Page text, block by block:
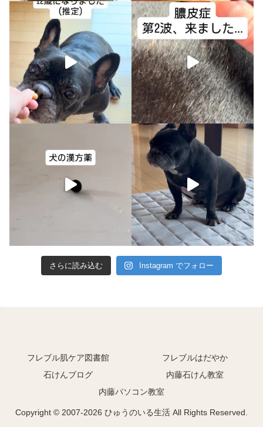
さらに読み込む Instagram でフォロー
フレブル肌ケア図書館
フレブルはだやか
石けんブログ
内藤石けん教室
内藤パソコン教室
Copyright © 2007-2026 ひゅうのいる生活 All Rights Reserved.